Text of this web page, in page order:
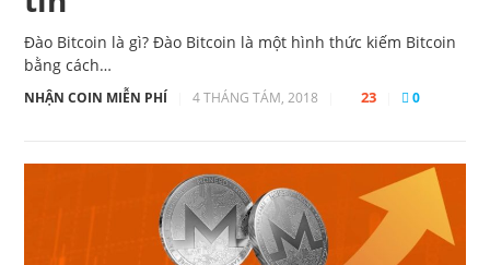
Đào Bitcoin là gì? Đào Bitcoin là một hình thức kiếm Bitcoin
bằng cách…
NHẬN COIN MIỄN PHÍ 4 THÁNG TÁM, 2018 23 0